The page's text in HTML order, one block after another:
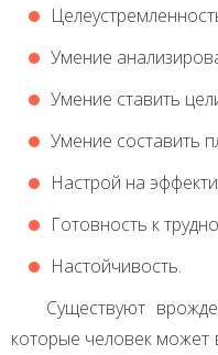
Умение
Умение ставить
Умение составить
Настрой на
Готовность к
Настойчивость.
Существуют
которые человек может